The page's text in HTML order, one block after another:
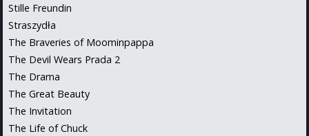
Stille Freundin
Straszydła
The Braveries of Moominpappa
The Devil Wears Prada 2
The Drama
The Great Beauty
The Invitation
The Life of Chuck